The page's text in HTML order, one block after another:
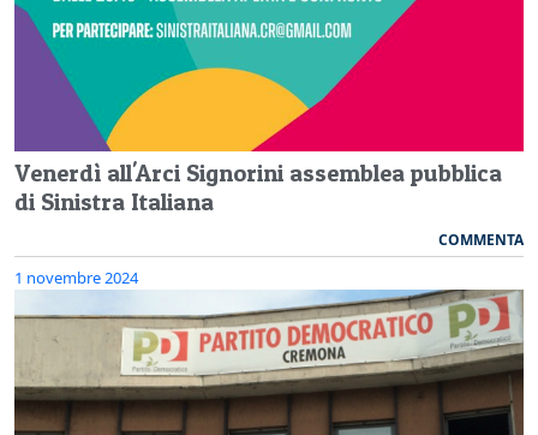
Venerdì all'Arci Signorini assemblea pubblica
di Sinistra Italiana
COMMENTA
1 novembre 2024